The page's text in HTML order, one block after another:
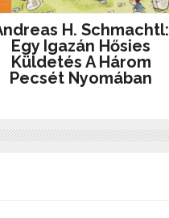
H. Schmachtl:
Egy Igazán Hősies
Küldetés A Három
Pecsét Nyomában